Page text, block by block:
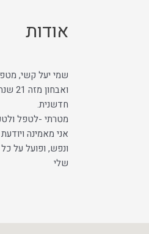
אודות
שמי יעל קשי,
חדשנית.
מטרתי -לטפל
אני מאמינה
ונפש, ופועל על
שלי